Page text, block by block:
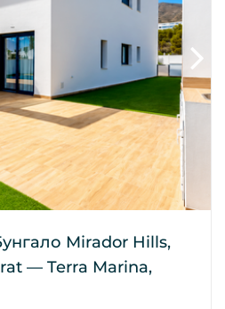
Mirador Hills,
— Terra Marina,